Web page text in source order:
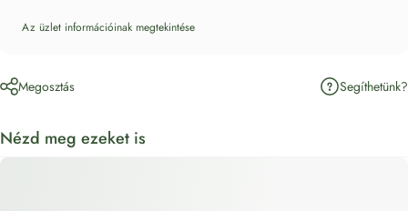
Az üzlet információinak megtekintése
Megosztás Segíthetünk?
Nézd meg ezeket is